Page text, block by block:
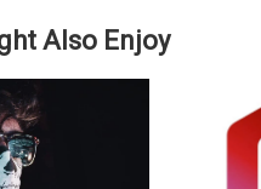
Also Enjoy